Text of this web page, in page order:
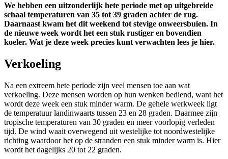
We hebben een uitzonderlijk hete periode met op uitgebreide
schaal temperaturen van 35 tot 39 graden achter de rug.
Daarnaast kwam het dit weekend tot stevige onweersbuien. In
de nieuwe week wordt het een stuk rustiger en bovendien
koeler. Wat je deze week precies kunt verwachten lees je hier.
Verkoeling
Na een extreem hete periode zijn veel mensen toe aan wat
verkoeling. Deze mensen worden op hun wenken bediend, want het
wordt deze week een stuk minder warm. De gehele werkweek ligt
de temperatuur landinwaarts tussen 23 en 28 graden. Daarmee zijn
tropische temperaturen van 30 graden en meer voorlopig verleden
tijd. De wind waait overwegend uit westelijke tot noordwestelijke
richting waardoor het op de stranden een stuk minder warm is. Hier
wordt het dagelijks 20 tot 22 graden.